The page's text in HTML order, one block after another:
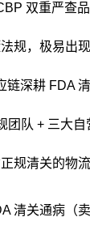
双重严查
规，极易出
链深耕 FDA
团队 + 三大
规清关的物流
清关通病（卖